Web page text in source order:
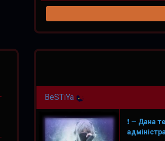
BeSTiYa
❗ — Дана